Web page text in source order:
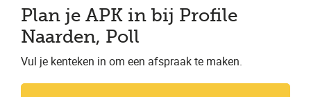
Plan je APK in bij Profile
Naarden, Poll
Vul je kenteken in om een afspraak te maken.